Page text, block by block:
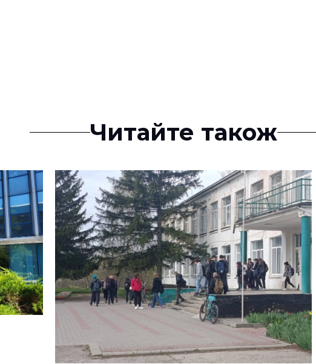
Читайте також